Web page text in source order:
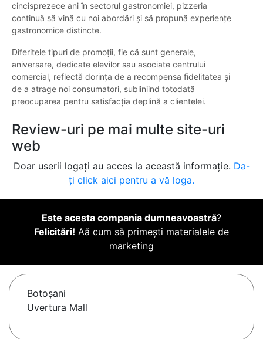
cincisprezece ani în sectorul gastronomiei, pizzeria
continuă să vină cu noi abordări și să propună experiențe
gastronomice distincte.
Diferitele tipuri de promoții, fie că sunt generale,
aniversare, dedicate elevilor sau asociate centrului
comercial, reflectă dorința de a recompensa fidelitatea și
de a atrage noi consumatori, subliniind totodată
preocuparea pentru satisfacția deplină a clientelei.
Review-uri pe mai multe site-uri
web
Doar userii logați au acces la această informație. Da-
ți click aici pentru a vă loga.
Este acesta compania dumneavoastră?
Felicitări! Aă cum să primești materialele de
marketing
Botoşani
Uvertura Mall